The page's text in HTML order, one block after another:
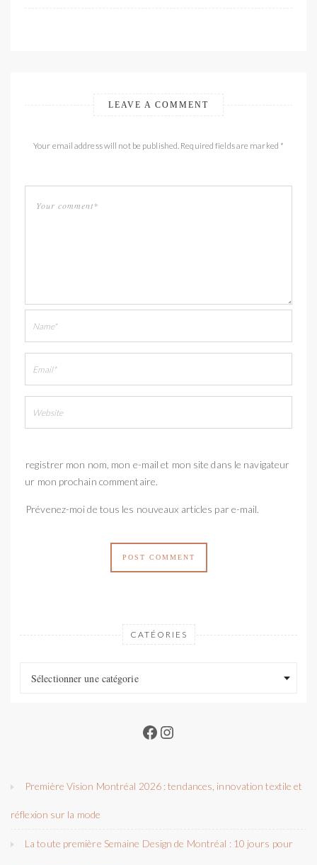
LEAVE A COMMENT
Your email address will not be published. Required fields are marked *
Enregistrer mon nom, mon e-mail et mon site dans le navigateur
pour mon prochain commentaire.
Prévenez-moi de tous les nouveaux articles par e-mail.
CATÉORIES
Sélectionner une catégorie
Facebook
Instagram
Première Vision Montréal 2026 : tendances, innovation textile et
réflexion sur la mode
La toute première Semaine Design de Montréal : 10 jours pour